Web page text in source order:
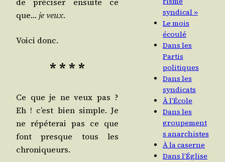
que… je veux.
Voi­ci donc.
* * * *
Ce que je ne veux pas ?
Eh ! c’est bien simple. Je
ne répé­te­rai pas ce que
font presque tous les
chroniqueurs.
syndical »
Le mois
écoulé
Dans les
Partis
politiques
Dans les
syndicats
À l’École
Dans les
groupement
s anarchistes
À la caserne
Dans l’Église